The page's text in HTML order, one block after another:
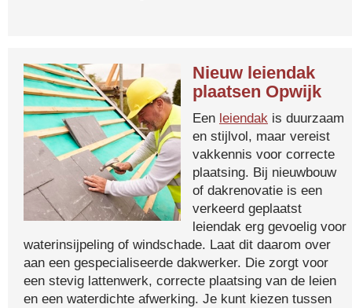
Nieuw leiendak
plaatsen Opwijk
Een leiendak is duurzaam
en stijlvol, maar vereist
vakkennis voor correcte
plaatsing. Bij nieuwbouw
of dakrenovatie is een
verkeerd geplaatst
leiendak erg gevoelig voor
waterinsijpeling of windschade. Laat dit daarom over
aan een gespecialiseerde dakwerker. Die zorgt voor
een stevig lattenwerk, correcte plaatsing van de leien
en een waterdichte afwerking. Je kunt kiezen tussen